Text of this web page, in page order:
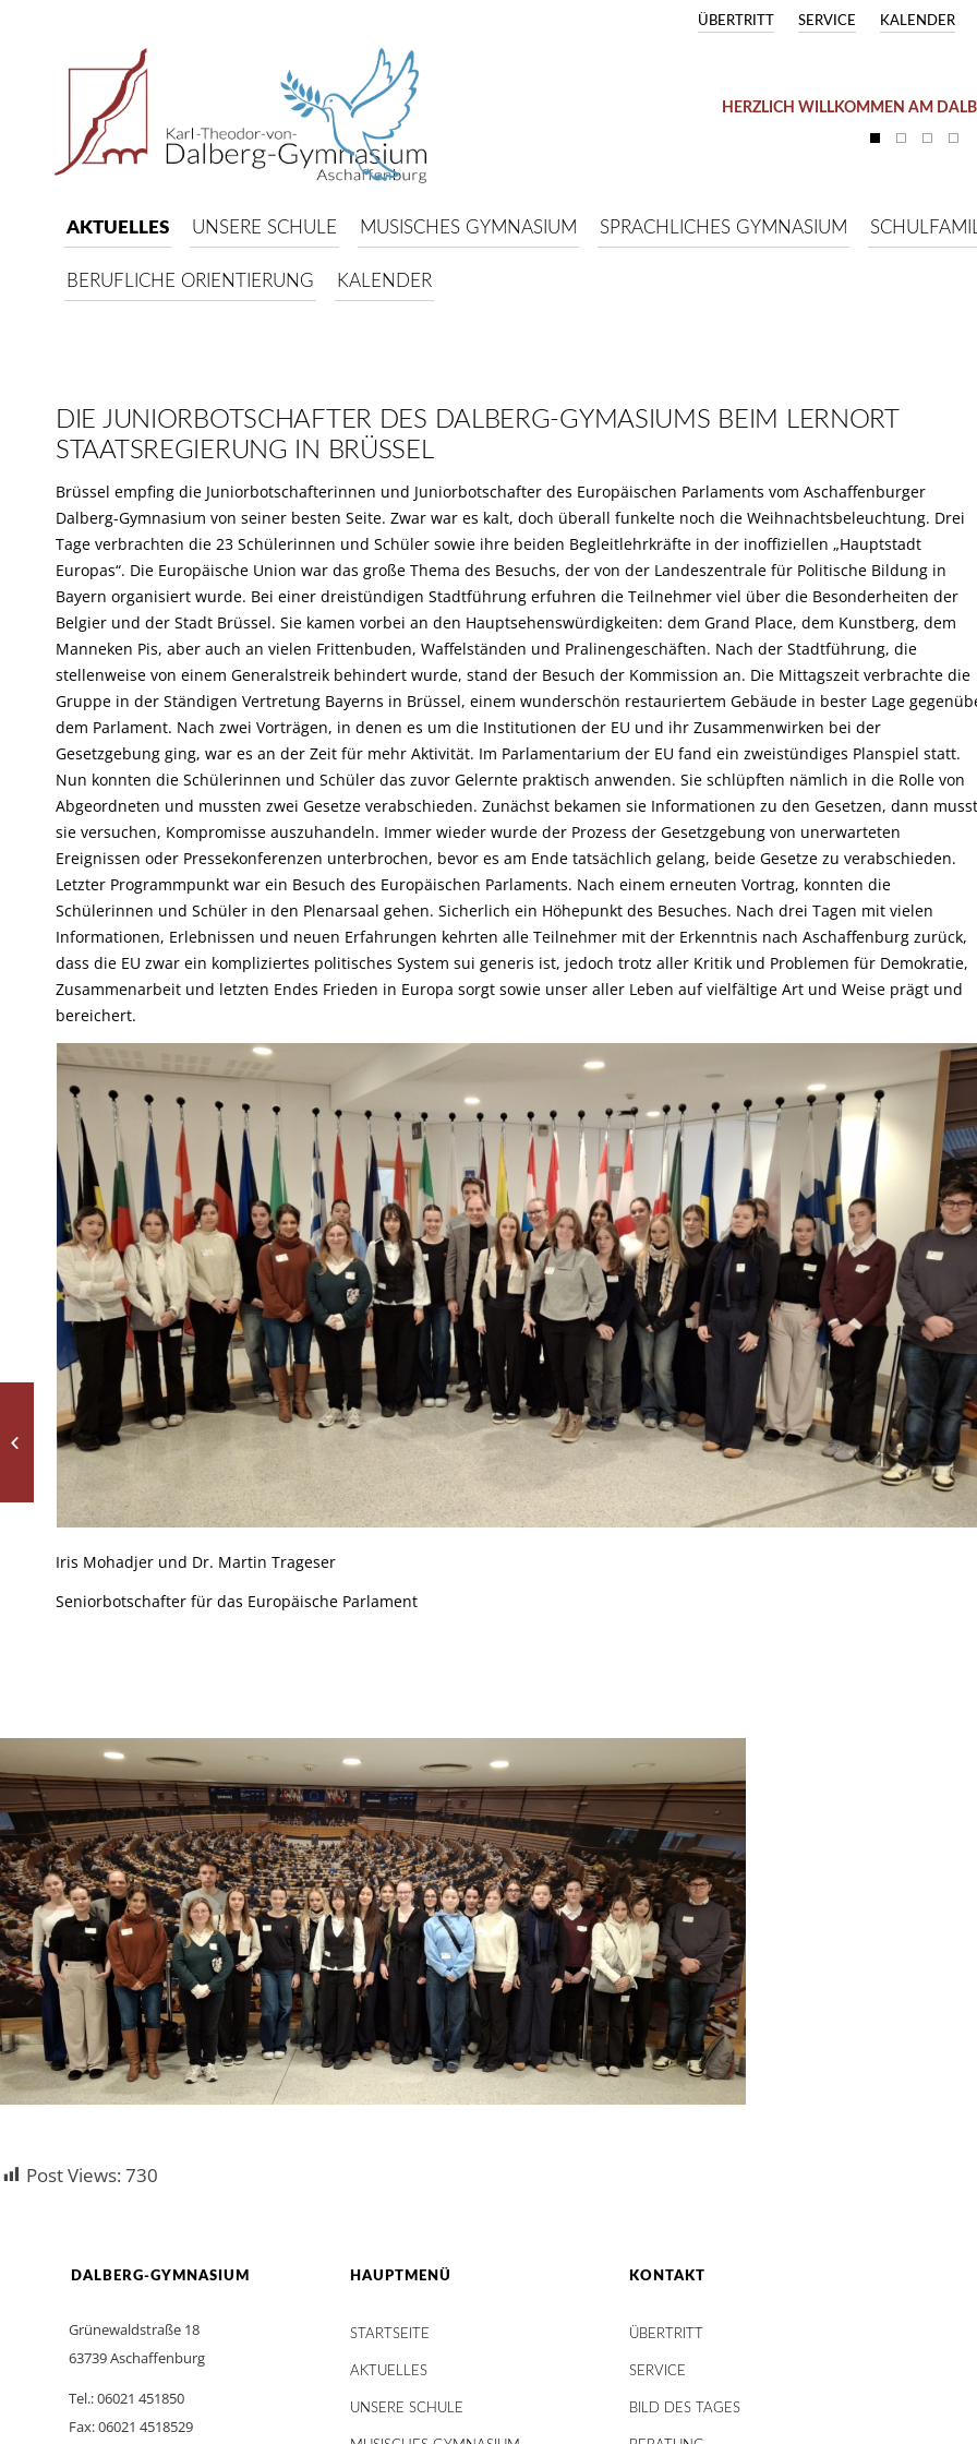
KALENDER
SERVICE
ÜBERTRITT
HERZLICH WILLKOMMEN AM
AKTUELLES UNSERE SCHULE MUSISCHES GYMNASIUM SPRACHLICHES GYMNASIUM
BERUFLICHE ORIENTIERUNG KALENDER
DIE JUNIORBOTSCHAFTER DES DALBERG-GYMASIUMS BEIM LERNORT
STAATSREGIERUNG IN BRÜSSEL
Brüssel empfing die Juniorbotschafterinnen und Juniorbotschafter des Europäischen Parlaments vom Aschaffenburger
Dalberg-Gymnasium von seiner besten Seite. Zwar war es kalt, doch überall funkelte noch die Weihnachtsbeleuchtung. Drei
Tage verbrachten die 23 Schülerinnen und Schüler sowie ihre beiden Begleitlehrkräfte in der inoffiziellen „Hauptstadt
Europas“. Die Europäische Union war das große Thema des Besuchs, der von der Landeszentrale für Politische Bildung in
Bayern organisiert wurde. Bei einer dreistündigen Stadtführung erfuhren die Teilnehmer viel über die Besonderheiten der
Belgier und der Stadt Brüssel. Sie kamen vorbei an den Hauptsehenswürdigkeiten: dem Grand Place, dem Kunstberg, dem
Manneken Pis, aber auch an vielen Frittenbuden, Waffelständen und Pralinengeschäften. Nach der Stadtführung, die
stellenweise von einem Generalstreik behindert wurde, stand der Besuch der Kommission an. Die Mittagszeit verbrachte die
Gruppe in der Ständigen Vertretung Bayerns in Brüssel, einem wunderschön restauriertem Gebäude in bester Lage
dem Parlament. Nach zwei Vorträgen, in denen es um die Institutionen der EU und ihr Zusammenwirken bei der
Gesetzgebung ging, war es an der Zeit für mehr Aktivität. Im Parlamentarium der EU fand ein zweistündiges Planspiel statt.
Nun konnten die Schülerinnen und Schüler das zuvor Gelernte praktisch anwenden. Sie schlüpften nämlich in die Rolle von
Abgeordneten und mussten zwei Gesetze verabschieden. Zunächst bekamen sie Informationen zu den Gesetzen, dann
sie versuchen, Kompromisse auszuhandeln. Immer wieder wurde der Prozess der Gesetzgebung von unerwarteten
Ereignissen oder Pressekonferenzen unterbrochen, bevor es am Ende tatsächlich gelang, beide Gesetze zu verabschieden.
Letzter Programmpunkt war ein Besuch des Europäischen Parlaments. Nach einem erneuten Vortrag, konnten die
Schülerinnen und Schüler in den Plenarsaal gehen. Sicherlich ein Höhepunkt des Besuches. Nach drei Tagen mit vielen
Informationen, Erlebnissen und neuen Erfahrungen kehrten alle Teilnehmer mit der Erkenntnis nach Aschaffenburg zurück,
dass die EU zwar ein kompliziertes politisches System sui generis ist, jedoch trotz aller Kritik und Problemen für Demokratie,
Zusammenarbeit und letzten Endes Frieden in Europa sorgt sowie unser aller Leben auf vielfältige Art und Weise prägt und
bereichert.
Iris Mohadjer und Dr. Martin Trageser
Seniorbotschafter für das Europäische Parlament
Post Views:730
DALBERG-GYMNASIUM
Grünewaldstraße 18
63739 Aschaffenburg
Tel.: 06021 451850
Fax: 06021 4518529
HAUPTMENÜ
STARTSEITE
AKTUELLES
UNSERE SCHULE
KONTAKT
ÜBERTRITT
SERVICE
BILD DES TAGES
DreiKönigsTurnier – Die
Dalberg-Familie spielt
Volleyball